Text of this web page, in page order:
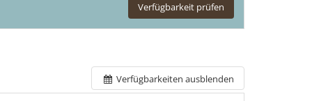
Verfügbarkeit prüfen
Verfügbarkeiten ausblenden